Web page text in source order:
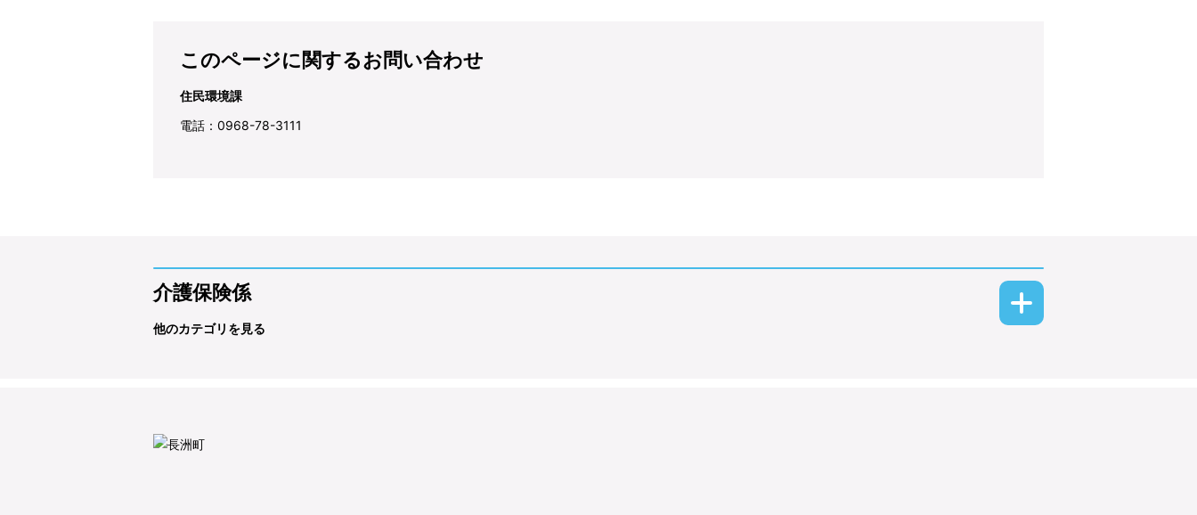
このページに関するお問い合わせ
住民環境課
電話：0968-78-3111
介護保険係
他のカテゴリを見る